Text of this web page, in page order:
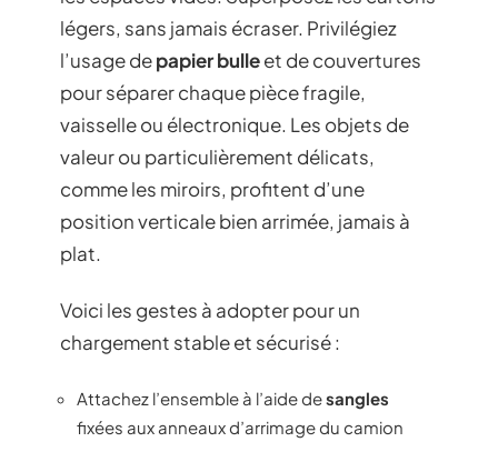
légers, sans jamais écraser. Privilégiez
l’usage depapier bulleet de couvertures
pour séparer chaque pièce fragile,
vaisselle ou électronique. Les objets de
valeur ou particulièrement délicats,
comme les miroirs, profitent d’une
position verticale bien arrimée, jamais à
plat.
Voici les gestes à adopter pour un
chargement stable et sécurisé :
Attachez l’ensemble à l’aide desangles
fixées aux anneaux d’arrimage du camion